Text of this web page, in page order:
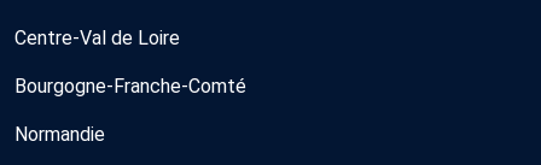
Centre-Val de Loire
Bourgogne-Franche-Comté
Normandie